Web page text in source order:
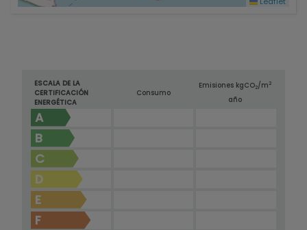
ESCALA DE LA
CERTIFICACIÓN
ENERGÉTICA
Consumo
Emisiones kgCO2/m2
año
A
B
C
D
E
F